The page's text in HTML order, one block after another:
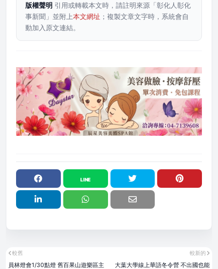
版權聲明 引用或轉載本文時，請註明來源「彰化人彰化
事新聞」並附上本文網址 ；複製文章文字時，系統會自
動加入原文連結。
較新的
大葉大學線上華語冬令營 不出國也能
較舊
員林燈會1/30點燈 舊百果山遊樂區主